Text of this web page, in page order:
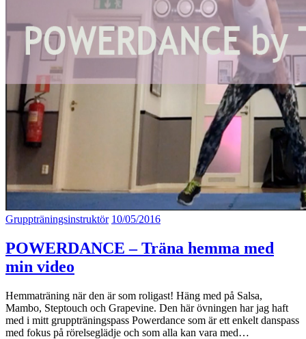
Gruppträningsinstruktör 10/05/2016
POWERDANCE – Träna hemma med
min video
Hemmaträning när den är som roligast! Häng med på Salsa,
Mambo, Steptouch och Grapevine. Den här övningen har jag haft
med i mitt gruppträningspass Powerdance som är ett enkelt danspass
med fokus på rörelseglädje och som alla kan vara med…